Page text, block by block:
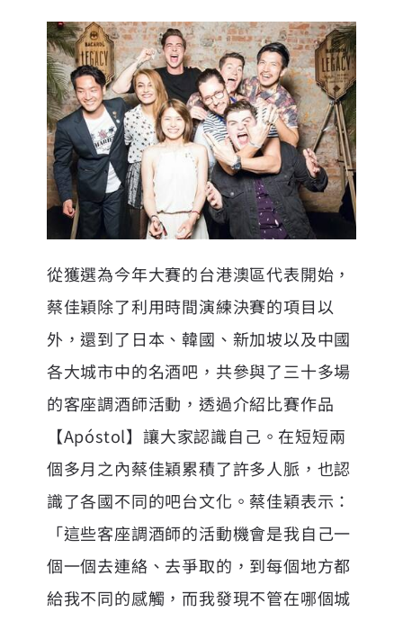
從獲選為今年大賽的台港澳區代表開始，
蔡佳穎除了利用時間演練決賽的項目以
外，還到了日本、韓國、新加坡以及中國
各大城市中的名酒吧，共參與了三十多場
的客座調酒師活動，透過介紹比賽作品
【Apóstol】讓大家認識自己。在短短兩
個多月之內蔡佳穎累積了許多人脈，也認
識了各國不同的吧台文化。蔡佳穎表示：
「這些客座調酒師的活動機會是我自己一
個一個去連絡、去爭取的，到每個地方都
給我不同的感觸，而我發現不管在哪個城